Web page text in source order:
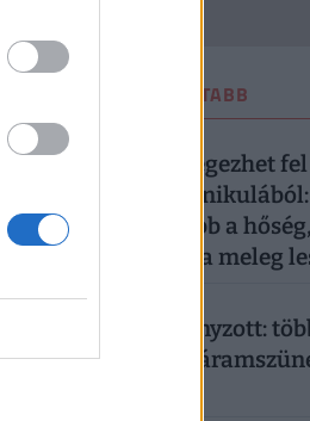
OTTHON LEGOLVASOTTABB
1 2 napja
Ez a 7 megye lélegezhet
kibírhatatlan kánikulából:
tart ki a legtovább a
pénteken is kutya meleg
2 4 napja
Már csak ez hiányzott:
településen jön